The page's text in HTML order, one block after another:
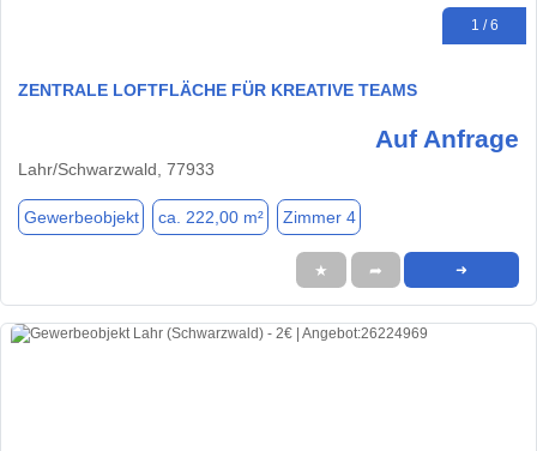
1 / 6
ZENTRALE LOFTFLÄCHE FÜR KREATIVE TEAMS
Auf Anfrage
Lahr/Schwarzwald, 77933
Gewerbeobjekt ca. 222,00 m² Zimmer 4
★ ➦ ➜